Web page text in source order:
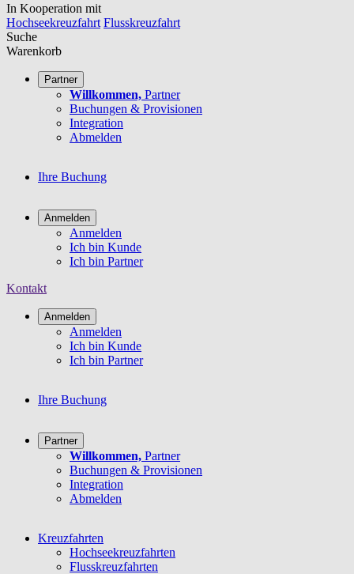
In Kooperation mit
Hochseekreuzfahrt Flusskreuzfahrt
Suche
Warenkorb
Partner
Willkommen, Partner
Buchungen & Provisionen
Integration
Abmelden
Ihre Buchung
Anmelden
Anmelden
Ich bin Kunde
Ich bin Partner
Kontakt
Anmelden
Anmelden
Ich bin Kunde
Ich bin Partner
Ihre Buchung
Partner
Willkommen, Partner
Buchungen & Provisionen
Integration
Abmelden
Kreuzfahrten
Hochseekreuzfahrten
Flusskreuzfahrten